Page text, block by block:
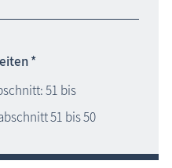
*
51 bis
51 bis 50